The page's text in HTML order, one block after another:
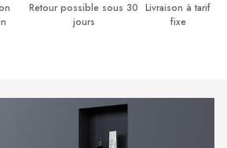
Retour possible sous 30
jours
Livraison à tarif
fixe